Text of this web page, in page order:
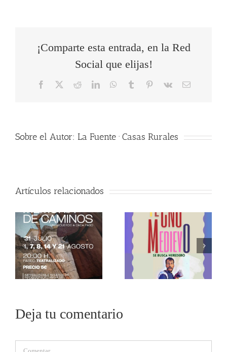
¡Comparte esta entrada, en la Red
Social que elijas!
Facebook RedditLinkedInWhatsApp
Tumblr Pinterest
Vk
Correo
Sobre el Autor: La Fuente · Casas Rurales
Artículos relacionados
Deja tu comentario
Comentar